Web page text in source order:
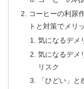
コーヒーの利尿
トと対策でメリ
気になるデメ
気になるデメ
リスク
「ひどい」